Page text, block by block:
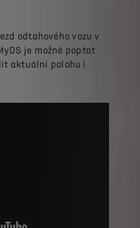
odtahového vozu v
je možné poptat
aktuální polohu i